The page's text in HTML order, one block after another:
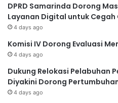
DPRD Samarinda Dorong
Layanan Digital untuk
4 days ago
Komisi IV Dorong Evaluasi
4 days ago
Dukung Relokasi Pelabuhan
Diyakini Dorong
4 days ago